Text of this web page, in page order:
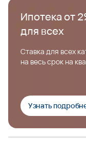
Ипотека от
для всех
Ставка для всех
на весь срок на
Узнать